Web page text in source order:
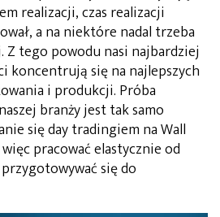
realizacji, czas realizacji
a na niektóre nadal trzeba
Z tego powodu nasi najbardziej
koncentrują się na najlepszych
i produkcji. Próba
branży jest tak samo
się day tradingiem na Wall
pracować elastycznie od
się do